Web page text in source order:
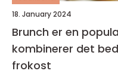
18. January 2024
Brunch er en
kombinerer det
frokost